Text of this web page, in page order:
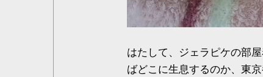
はたして、ジェラピケの部
ばどこに生息するのか、東京